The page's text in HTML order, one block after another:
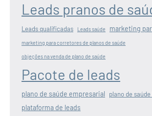
Leads pranos de
Leads qualificadas Leads saúde marketing
marketing para corretores de planos de saúde
objeções na venda de plano de saúde
Pacote de leads
plano de saúde empresarial plano de saúde
plataforma de leads